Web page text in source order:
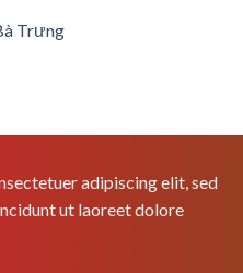
Trưng
adipiscing elit, sed
ut laoreet dolore